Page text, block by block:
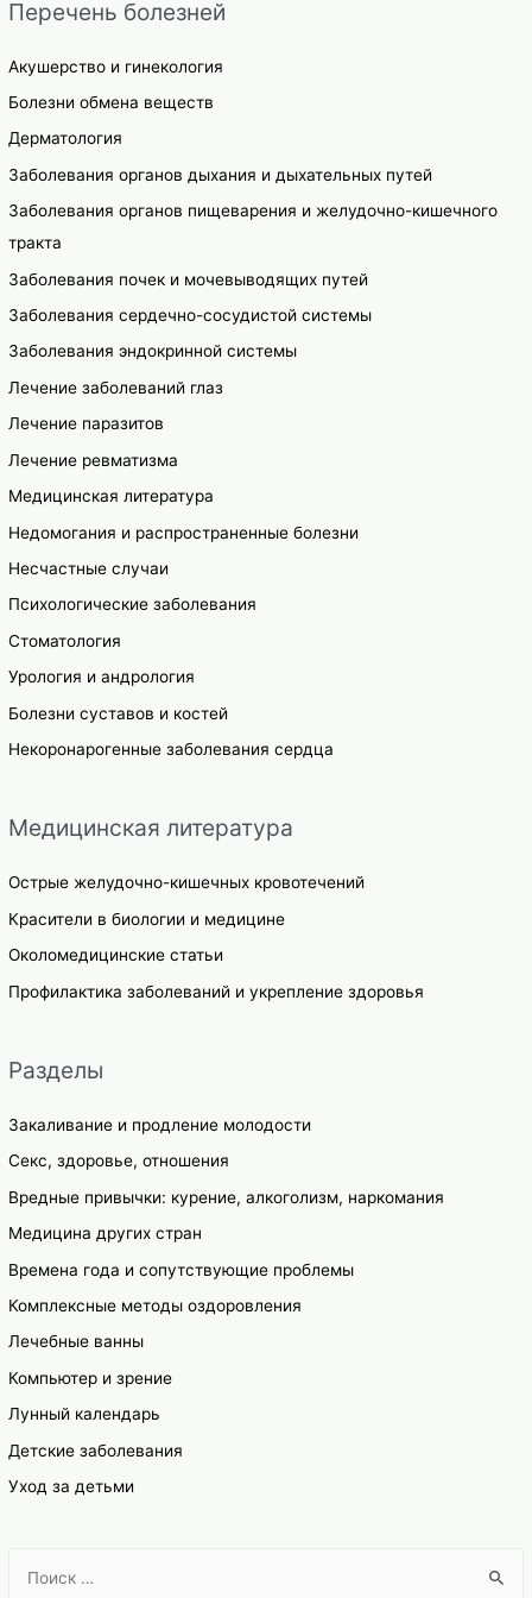
Перечень болезней
Акушерство и гинекология
Болезни обмена веществ
Дерматология
Заболевания органов дыхания и дыхательных путей
Заболевания органов пищеварения и желудочно-кишечного
тракта
Заболевания почек и мочевыводящих путей
Заболевания сердечно-сосудистой системы
Заболевания эндокринной системы
Лечение заболеваний глаз
Лечение паразитов
Лечение ревматизма
Медицинская литература
Недомогания и распространенные болезни
Несчастные случаи
Психологические заболевания
Стоматология
Урология и андрология
Болезни суставов и костей
Некоронарогенные заболевания сердца
Медицинская литература
Острые желудочно-кишечных кровотечений
Красители в биологии и медицине
Околомедицинские статьи
Профилактика заболеваний и укрепление здоровья
Разделы
Закаливание и продление молодости
Секс, здоровье, отношения
Вредные привычки: курение, алкоголизм, наркомания
Медицина других стран
Времена года и сопутствующие проблемы
Комплексные методы оздоровления
Лечебные ванны
Компьютер и зрение
Лунный календарь
Детские заболевания
Уход за детьми